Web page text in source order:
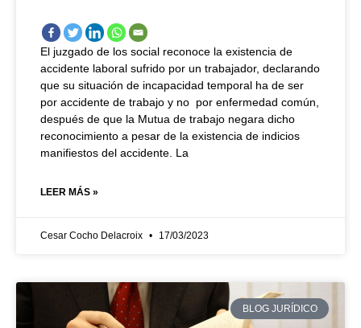
El juzgado de los social reconoce la existencia de
accidente laboral sufrido por un trabajador, declarando
que su situación de incapacidad temporal ha de ser
por accidente de trabajo y no por enfermedad común,
después de que la Mutua de trabajo negara dicho
reconocimiento a pesar de la existencia de indicios
manifiestos del accidente. La
LEER MÁS »
Cesar Cocho Delacroix 17/03/2023
BLOG JURÍDICO